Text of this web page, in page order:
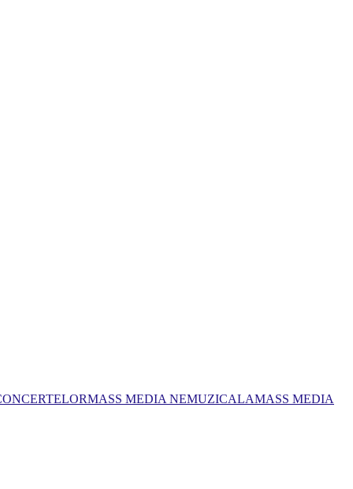
MASS MEDIA NEMUZICALAMASS MEDIA